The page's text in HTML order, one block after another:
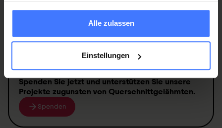
gesammelt haben.
Alle zulassen
Einstellungen
Mitglied werden
SpendenSie jetzt und unterstützen Sie unsere
Projekte zugunsten von Querschnittgelähmten.
Spenden